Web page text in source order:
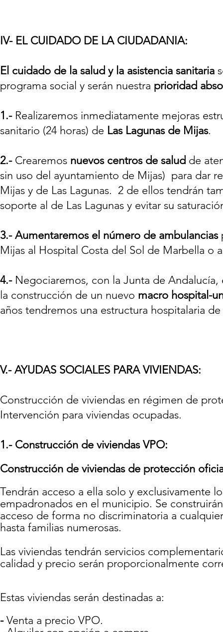
IV- EL CUIDADO DE LA CIUDADANIA:
El cuidado de la salud y la asistencia sanitaria
programa social y serán nuestra prioridad
1.-Realizaremos inmediatamente mejoras
sanitario (24 horas) de Las Lagunas de Mijas.
2.- Crearemos nuevos centros de salud de
sin uso del ayuntamiento de Mijas) para dar
Mijas y de Las Lagunas. 2 de ellos tendrán
soporte al de Las Lagunas y evitar su
3.- Aumentaremos el número de ambulancias
Mijas al Hospital Costa del Sol de Marbella o
4.-Negociaremos, con la Junta de
la construcción de un nuevo macro hospital-
años tendremos una estructura hospitalaria
V.- AYUDAS SOCIALES PARA VIVIENDAS:
Construcción de viviendas en régimen de
Intervención para viviendas ocupadas.
1.- Construcción de viviendas VPO:
Construcción de viviendas de protección
Tendrán acceso a ella solo y exclusivamente
empadronados en el municipio. Se
acceso de forma no discriminatoria a
hasta familias numerosas.
Las viviendas tendrán servicios
calidad y precio serán proporcionalmente
Estas viviendas serán destinadas a:
-Venta a precio VPO.